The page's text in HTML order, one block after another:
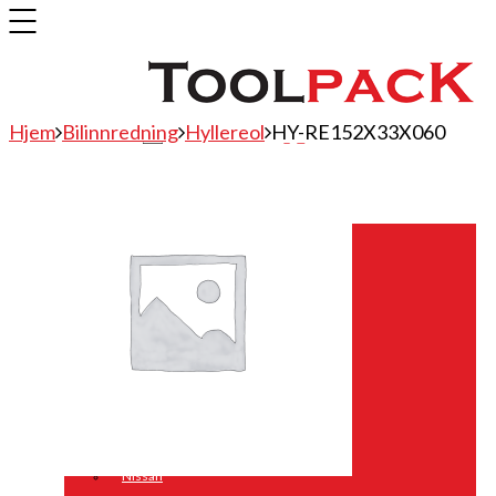
Hyundai
Isuzu
Nissan
Hjem Bilinnredning Hyllereol HY-RE152X33X060